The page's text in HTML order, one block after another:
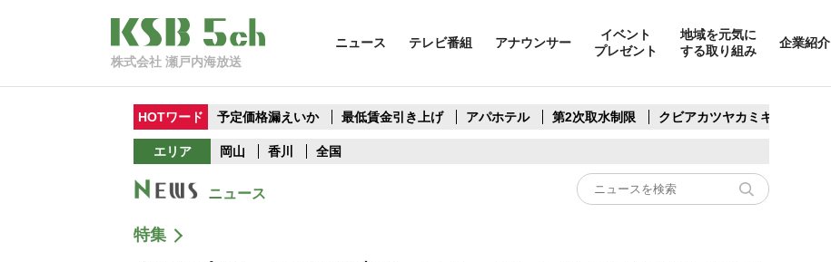
株式会社 瀬戸内海放送
ニュース テレビ番組 アナウンサー
イベント
プレゼント
地域を元気に
する取り組み
企業紹介
HOTワード 予定価格漏えいか 最低賃金引き上げ アパホテル 第2次取水制限 クビアカツヤカミキリ
エリア 岡山 香川 全国
ニュース
特集